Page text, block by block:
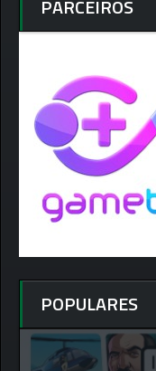
PARCEIROS
POPULARES